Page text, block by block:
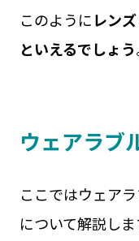
このようにレン
といえるでしょう
ウェアラブ
ここではウェア
について解説し